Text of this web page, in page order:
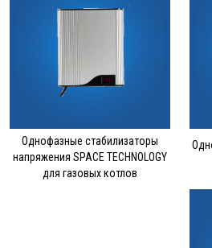
Однофазные стабилизаторы
напряжения SPACE TECHNOLOGY
для газовых котлов